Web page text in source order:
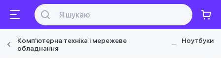
Комп'ютерна техніка і мережеве
обладнання
Ноутбуки